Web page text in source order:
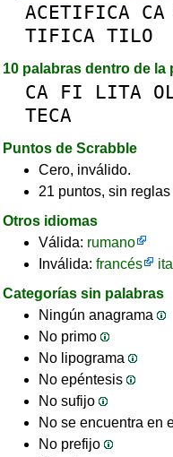
ACETIFICA CA
TIFICA TILO
10 palabras dentro de la
CA FI LITA
TECA
Puntos de Scrabble
Cero, inválido.
21 puntos, sin
Otros idiomas
Válida: rumano
Inválida: francés
Categorías sin palabras
Ningún anagrama
No primo
No lipograma
No epéntesis
No sufijo
No se encuentra en
No prefijo